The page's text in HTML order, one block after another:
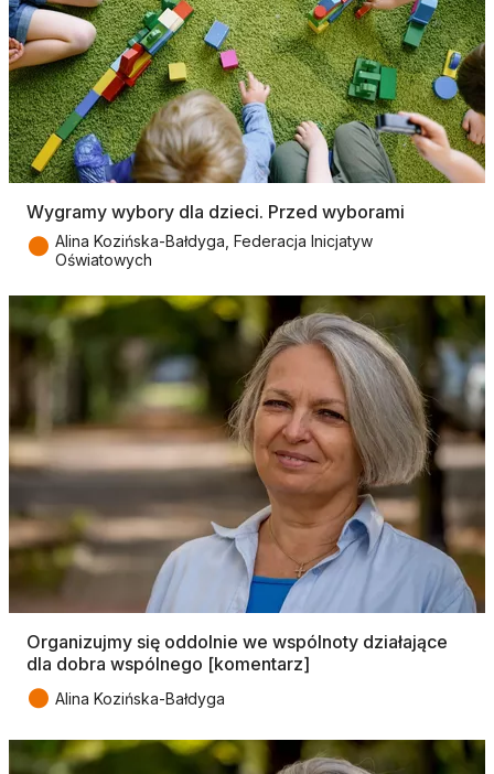
Wygramy wybory dla dzieci. Przed wyborami
● Alina Kozińska-Bałdyga, Federacja Inicjatyw
Oświatowych
Organizujmy się oddolnie we wspólnoty działające
dla dobra wspólnego [komentarz]
● Alina Kozińska-Bałdyga